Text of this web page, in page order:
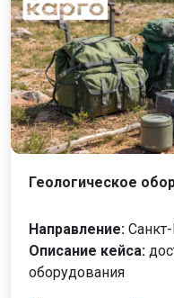
Геологическое
Направление:
Описание кейса:
оборудования